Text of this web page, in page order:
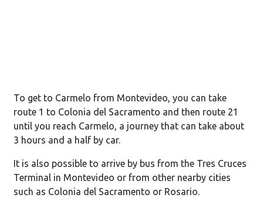
To get to Carmelo from Montevideo, you can take
route 1 to Colonia del Sacramento and then route 21
until you reach Carmelo, a journey that can take about
3 hours and a half by car.
It is also possible to arrive by bus from the Tres Cruces
Terminal in Montevideo or from other nearby cities
such as Colonia del Sacramento or Rosario.